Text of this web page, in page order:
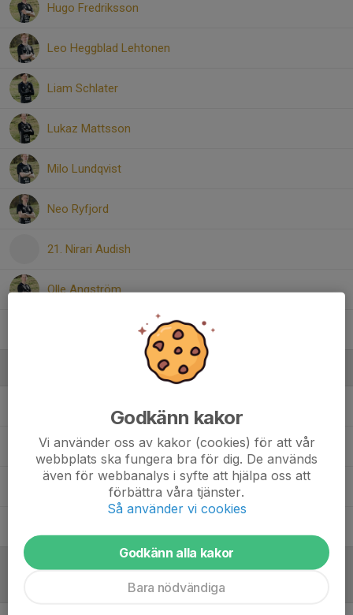
Hugo Fredriksson
Leo Heggblad Lehtonen
Liam Schlater
Lukaz Mattsson
Milo Lundqvist
Neo Ryfjord
21. Nirari Audish
Olle Angström
Johan AnderssonTränare
Markus FredrikssonTränare
Godkänn kakor
Vi använder oss av kakor (cookies) för att vår
webbplats ska fungera bra för dig. De används
även för webbanalys i syfte att hjälpa oss att
förbättra våra tjänster.
Så använder vi cookies
Godkänn alla kakor
Bara nödvändiga